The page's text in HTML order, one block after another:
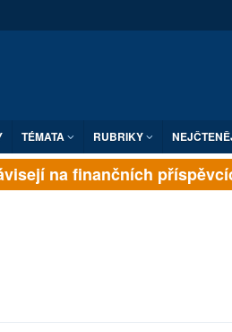
TÉMATA RUBRIKY
na finančních